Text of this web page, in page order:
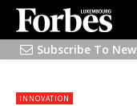
Subscribe To
INNOVATION